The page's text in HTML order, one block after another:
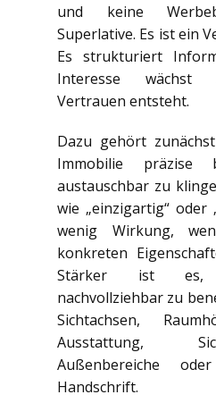
und keine
Superlative. Es ist ein
Es strukturiert
Interesse wächst
Vertrauen entsteht.
Dazu gehört
Immobilie präzise
austauschbar zu
wie „einzigartig“ oder
wenig Wirkung,
konkreten
Stärker ist es,
nachvollziehbar zu
Sichtachsen,
Ausstattung,
Außenbereiche
Handschrift.